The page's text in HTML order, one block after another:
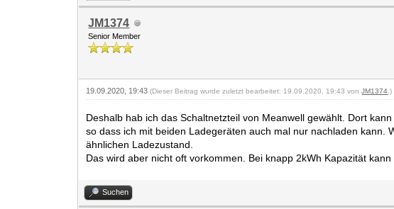
JM1374
Senior Member
19.09.2020, 19:43(Dieser Beitrag wurde zuletzt bearbeitet: 19.09.2020, 19:43 vonJM1374 .)
Deshalb hab ich das Schaltnetzteil von Meanwell gewählt. Dort
so dass ich mit beiden Ladegeräten auch mal nur nachladen
ähnlichen Ladezustand.
Das wird aber nicht oft vorkommen. Bei knapp 2kWh Kapazität
Suchen